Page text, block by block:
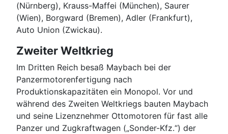
(Nürnberg), Krauss-Maffei (München), Saurer
(Wien), Borgward (Bremen), Adler (Frankfurt),
Auto Union (Zwickau).
Zweiter Weltkrieg
Im Dritten Reich besaß Maybach bei der
Panzermotorenfertigung nach
Produktionskapazitäten ein Monopol. Vor und
während des Zweiten Weltkriegs bauten Maybach
und seine Lizenznehmer Ottomotoren für fast alle
Panzer und Zugkraftwagen („Sonder-Kfz.“) der